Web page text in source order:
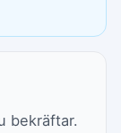
bekräftar.